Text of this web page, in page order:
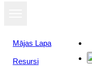
Mājas Lapa
Resursi